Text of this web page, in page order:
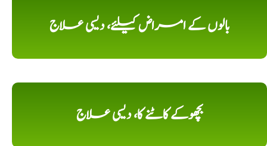
بالوں کے امراض کیلئے، دیسی علاج
بچھوکے کاٹنے کا، دیسی علاج